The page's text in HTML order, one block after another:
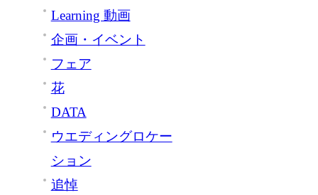
Learning 動画
企画・イベント
フェア
花
DATA
ウエディングロケー
ション
追悼